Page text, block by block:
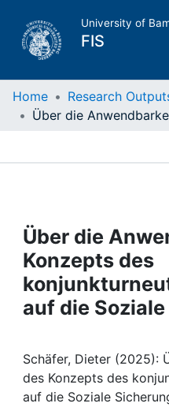
University of
FIS
Home
Projects
People
Institutions
Awards
My FIS
Home Research
Über die
Konzepts des
auf die
Schäfer, Dieter (2025):
des Konzepts des
auf die Soziale